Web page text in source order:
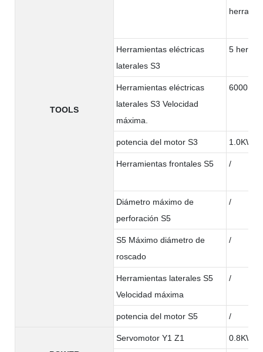
TOOLS
Herramientas eléctricas
laterales S3
5
Herramientas eléctricas
laterales S3 Velocidad
máxima.
6000rpm
potencia del motor S3 1.0KW
Herramientas frontales S5 /
Diámetro máximo de
perforación S5
/
S5 Máximo diámetro de
roscado
/
Herramientas laterales S5
Velocidad máxima
/
potencia del motor S5 /
Servomotor Y1 Z1 0.8KW